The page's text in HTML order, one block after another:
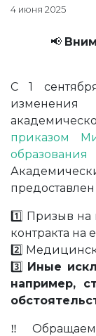
4 июня 2025
📢
С 1
изменения
приказом
1️⃣ Призыв на
контракта на
2️⃣
3️⃣ Иные
например,
‼️